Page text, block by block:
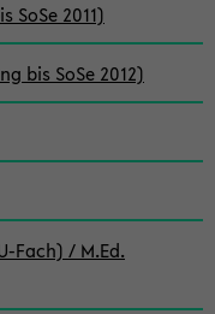
SoSe 2011)
bis SoSe 2012)
Fach) / M.Ed.